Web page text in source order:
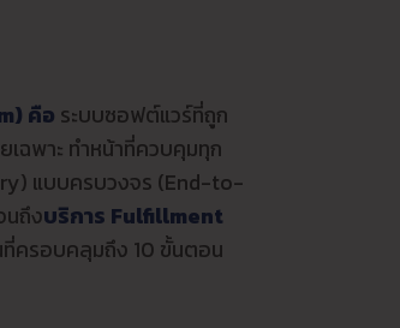
คือ ระบบซอฟต์แวร์ที่ถูก
ฉพาะ ทำหน้าที่ควบคุมทุก
แบบครบวงจร (End-to-
นถึงบริการ Fulfillment
ที่ครอบคลุมถึง 10 ขั้นตอน